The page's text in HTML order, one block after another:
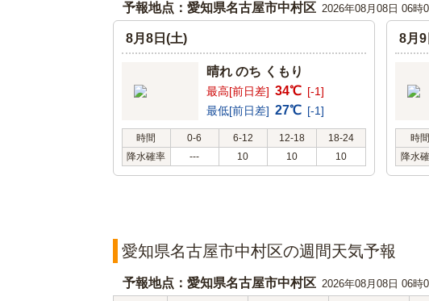
予報地点：愛知県名古屋市中村区 2026年08月08日 06時
8月8日(土)
晴れ のち くもり
最高[前日差] 34℃ [-1]
最低[前日差] 27℃ [-1]
時間 0-6 6-12 12-18
18-24
降水確率
--- 10 10 10
8月9
時間
降水
愛知県名古屋市中村区の週間天気予報
予報地点：愛知県名古屋市中村区 2026年08月08日 06時